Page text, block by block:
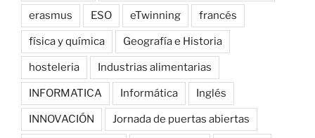
erasmus ESO eTwinning francés
física y química Geografía e Historia
hosteleria Industrias alimentarias
INFORMATICA Informática Inglés
INNOVACIÓN Jornada de puertas abiertas